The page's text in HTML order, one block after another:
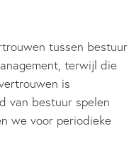
tussen bestuur
terwijl die
is
van bestuur spelen
we voor periodieke